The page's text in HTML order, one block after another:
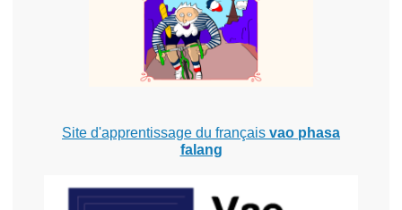
Site d'apprentissage du français vao phasa
falang